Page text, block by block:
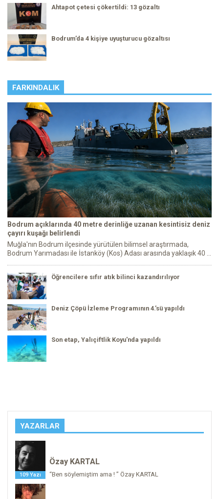
Ahtapot çetesi çökertildi: 13 gözaltı
Bodrum’da 4 kişiye uyuşturucu gözaltısı
FARKINDALIK
Bodrum açıklarında 40 metre derinliğe uzanan kesintisiz deniz
çayırı kuşağı belirlendi
Muğla'nın Bodrum ilçesinde yürütülen bilimsel araştırmada,
Bodrum Yarımadası ile İstanköy (Kos) Adası arasında yaklaşık 40 ...
Öğrencilere sıfır atık bilinci kazandırılıyor
Deniz Çöpü İzleme Programının 4.’sü yapıldı
Son etap, Yalıçiftlik Koyu'nda yapıldı
YAZARLAR
109 Yazı
Özay KARTAL
“Ben söylemiştim ama ! ” Özay KARTAL